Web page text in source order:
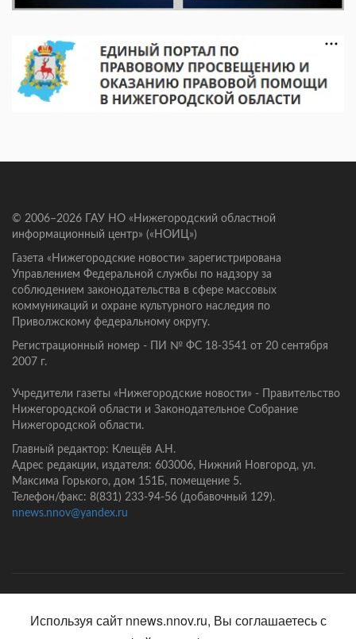
© 2006–2026 ГАУ НО «Нижегородский областной
информационный центр» («НОИЦ»)
Газета «Нижегородские новости» зарегистрирована
Управлением Федеральной службы по надзору за
соблюдением законодательства в сфере массовых
коммуникаций и охране культурного наследия по
Приволжскому федеральному округу.
Регистрационный номер - ПИ № ФС 18-3541 от 20 сентября
2007 г.
Учредители газеты «Нижегородские новости» - Правительство
Нижегородской области и Законодательное Собрание
Нижегородской области.
Главный редактор: Клещёв А.Н.
Адрес редакции, издателя: 603006, Нижний Новгород, ул.
Максима Горького, дом 151Б, помещение 5.
Телефон/факс: 8(831) 233-94-56 (добавочный 129).
nnews.nnov@yandex.ru
Используя сайт nnews.nnov.ru, Вы соглашаетесь с